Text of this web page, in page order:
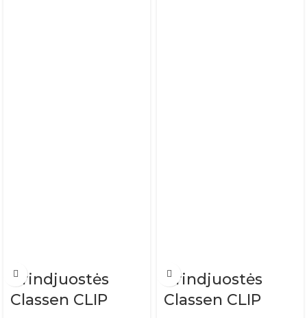
Grindjuostės
Classen CLIP
Grindjuostės
Classen CLIP